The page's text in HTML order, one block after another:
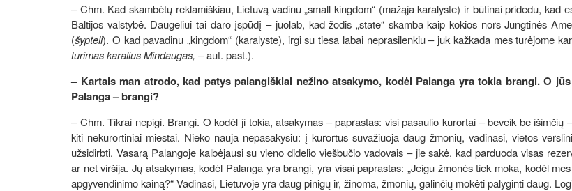
– Chm. Kad skambėtų reklamiškiau, Lietuvą vadinu „small kingdom“ (mažąja karalyste) ir būtinai pridedu, kad
Baltijos valstybė. Daugeliui tai daro įspūdį – juolab, kad žodis „state“ skamba kaip kokios nors Jungtinės
(šypteli). O kad pavadinu „kingdom“ (karalyste), irgi su tiesa labai neprasilenkiu – juk kažkada mes turėjome
turimas karalius Mindaugas, – aut. past.).
– Kartais man atrodo, kad patys palangiškiai nežino atsakymo, kodėl Palanga yra tokia brangi. O
Palanga – brangi?
– Chm. Tikrai nepigi. Brangi. O kodėl ji tokia, atsakymas – paprastas: visi pasaulio kurortai – beveik be išimčių
kiti nekurortiniai miestai. Nieko nauja nepasakysiu: į kurortus suvažiuoja daug žmonių, vadinasi, vietos
užsidirbti. Vasarą Palangoje kalbėjausi su vieno didelio viešbučio vadovais – jie sakė, kad parduoda visas
ar net viršija. Jų atsakymas, kodėl Palanga yra brangi, yra visai paprastas: „Jeigu žmonės tiek moka, kodėl
apgyvendinimo kainą?“ Vadinasi, Lietuvoje yra daug pinigų ir, žinoma, žmonių, galinčių mokėti palyginti daug.